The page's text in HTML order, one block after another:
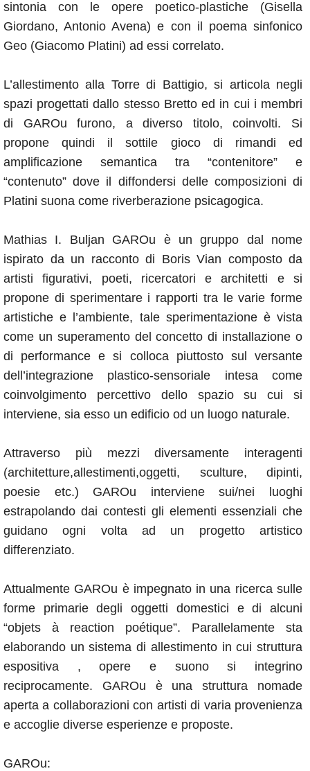
sintonia con le opere poetico-plastiche (Gisella
Giordano, Antonio Avena) e con il poema sinfonico
Geo (Giacomo Platini) ad essi correlato.
L’allestimento alla Torre di Battigio, si articola negli
spazi progettati dallo stesso Bretto ed in cui i membri
di GAROu furono, a diverso titolo, coinvolti. Si
propone quindi il sottile gioco di rimandi ed
amplificazione semantica tra “contenitore” e
“contenuto” dove il diffondersi delle composizioni di
Platini suona come riverberazione psicagogica.
Mathias I. Buljan GAROu è un gruppo dal nome
ispirato da un racconto di Boris Vian composto da
artisti figurativi, poeti, ricercatori e architetti e si
propone di sperimentare i rapporti tra le varie forme
artistiche e l’ambiente, tale sperimentazione è vista
come un superamento del concetto di installazione o
di performance e si colloca piuttosto sul versante
dell’integrazione plastico-sensoriale intesa come
coinvolgimento percettivo dello spazio su cui si
interviene, sia esso un edificio od un luogo naturale.
Attraverso più mezzi diversamente interagenti
(architetture,allestimenti,oggetti, sculture, dipinti,
poesie etc.) GAROu interviene sui/nei luoghi
estrapolando dai contesti gli elementi essenziali che
guidano ogni volta ad un progetto artistico
differenziato.
Attualmente GAROu è impegnato in una ricerca sulle
forme primarie degli oggetti domestici e di alcuni
“objets à reaction poétique”. Parallelamente sta
elaborando un sistema di allestimento in cui struttura
espositiva , opere e suono si integrino
reciprocamente. GAROu è una struttura nomade
aperta a collaborazioni con artisti di varia provenienza
e accoglie diverse esperienze e proposte.
GAROu: